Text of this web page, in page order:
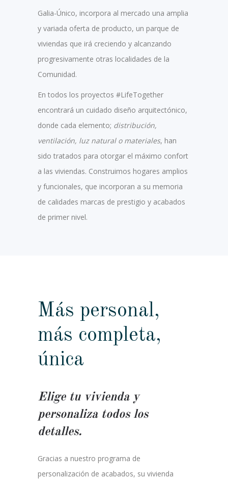
Galia-Único, incorpora al mercado una amplia
y variada oferta de producto, un parque de
viviendas que irá creciendo y alcanzando
progresivamente otras localidades de la
Comunidad.
En todos los proyectos #LifeTogether
encontrará un cuidado diseño arquitectónico,
donde cada elemento; distribución,
ventilación, luz natural o materiales, han
sido tratados para otorgar el máximo confort
a las viviendas. Construimos hogares amplios
y funcionales, que incorporan a su memoria
de calidades marcas de prestigio y acabados
de primer nivel.
Más personal,
más completa,
única
Elige tu vivienda y
personaliza todos los
detalles.
Gracias a nuestro programa de
personalización de acabados, su vivienda